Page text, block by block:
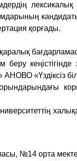
қорғады.
беру
АНОВО «Үздіксіз
№14 орта